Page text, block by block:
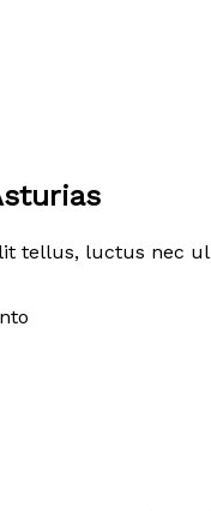
tellus, luctus nec